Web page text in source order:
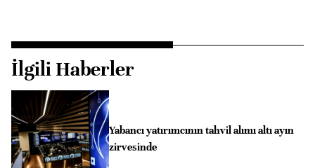
İlgili Haberler
Yabancı yatırımcının tahvil alımı altı ayın
zirvesinde